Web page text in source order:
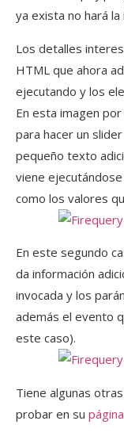
ya exista no hará
Los detalles
HTML que ahora
ejecutando y los
En esta imagen
para hacer un
pequeño texto
viene
como los valores
En este segundo
da información
invocada y los
además el evento
este caso).
Tiene algunas
probar en su